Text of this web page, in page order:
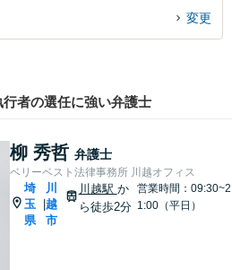
変更
者の選任に強い弁護士
柳 秀哲 弁護士
ベリーベスト法律事務所 川越オフィス
埼
玉
県
川
越
市
川越駅 か
ら徒歩2分
営業時間：09:30~2
1:00（平日）